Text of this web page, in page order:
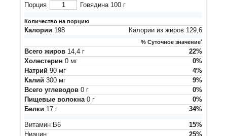
Порция Говядина 100 г
Количество на порцию
Калории 198 Калории из жиров 129,6
% Суточное значение*
Всего жиров 14,4 г 22%
Холестерин0 мг 0%
Натрий90 мг 4%
Калий300 мг 9%
Всего углеводов0 г 0%
Пищевые волокна0 г 0%
Белки 17 г 34%
Витамин B6 15%
Ниацин
25%